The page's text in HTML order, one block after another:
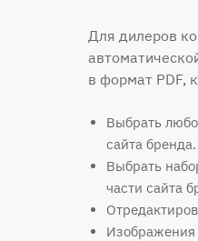
Для дилеров
в формат PDF,
Выбрать
сайта бренда.
Выбрать
части сайта
Изображения